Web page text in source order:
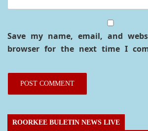
Save my name, email, and
browser for the next time I
ROORKEE BULETIN NEWS LIVE